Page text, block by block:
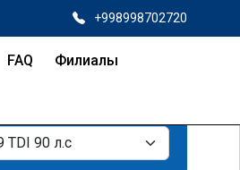
+998998702720
FAQ Филиалы